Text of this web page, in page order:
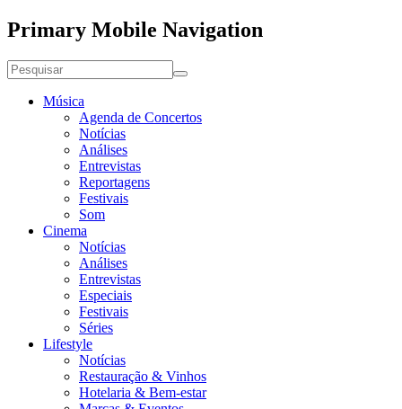
Primary Mobile Navigation
Música
Agenda de Concertos
Notícias
Análises
Entrevistas
Reportagens
Festivais
Som
Cinema
Notícias
Análises
Entrevistas
Especiais
Festivais
Séries
Lifestyle
Notícias
Restauração & Vinhos
Hotelaria & Bem-estar